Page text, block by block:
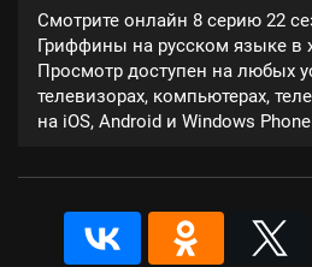
Смотрите онлайн 8 серию 22
Гриффины на русском языке в
Просмотр доступен на любых
телевизорах, компьютерах,
на iOS, Android и Windows